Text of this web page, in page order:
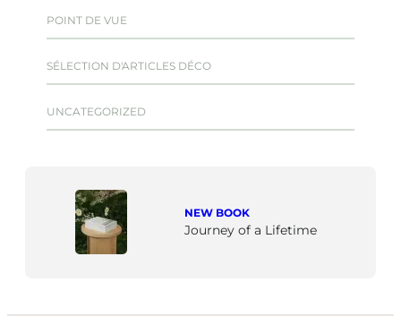
POINT DE VUE
SÉLECTION D'ARTICLES DÉCO
UNCATEGORIZED
NEW BOOK
Journey of a Lifetime